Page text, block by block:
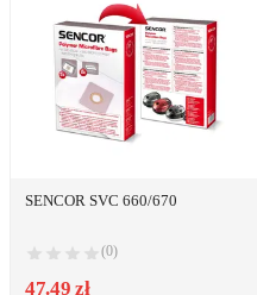
SENCOR SVC 660/670
(0)
47.49 zł